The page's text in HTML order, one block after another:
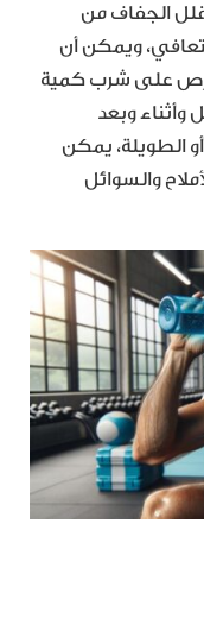
الجفاف من
ويمكن أن
على شرب كمية
وأثناء وبعد
الطويلة، يمكن
والسوائل